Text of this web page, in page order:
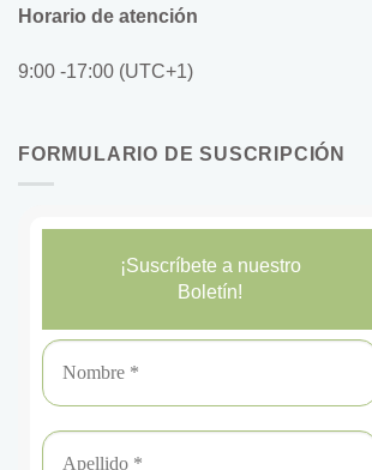
Horario de atención
9:00 -17:00 (UTC+1)
FORMULARIO DE SUSCRIPCIÓN
¡Suscríbete a nuestro
Boletín!